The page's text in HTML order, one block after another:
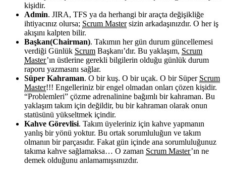
kişidir.
Admin. JIRA, TFS ya da herhangi bir araçta değişikliğe
ihtiyacınız olursa; Scrum Mastersizin arkadaşınızdır. O her iş
akışını kalpten bilir.
Başkan(Chairman). Takımın her gün durum güncellemesi
verdiği Günlük Scrum Başkanı’dır. Bu yaklaşım, Scrum
Master’ın üstlerine gerekli bilgilerin olduğu günlük durum
raporu yazmasını sağlar.
Süper Kahraman. O bir kuş. O bir uçak. O bir Süper Scrum
Master!!! Engelleriniz bir engel olmadan onları çözen kişidir.
“Problemleri” çözme adrenalinine bağımlı bir kahraman. Bu
yaklaşım takım için değildir, bu bir kahraman olarak onun
statüsünü yükseltmek içindir.
Kahve Görevlisi. Takım üyeleriniz için kahve yapmanın
yanlış bir yönü yoktur. Bu ortak sorumluluğun ve takım
olmanın bir parçasıdır. Fakat gün içinde ana sorumluluğunuz
takıma kahve sağlamaksa… O zaman Scrum Master’ın ne
demek olduğunu anlamamışsınızdır.